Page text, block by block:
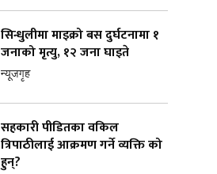
सिन्धुलीमा माइक्रो बस दुर्घटनामा १
जनाको मृत्यु, १२ जना घाइते
न्यूजगृह
सहकारी पीडितका वकिल
त्रिपाठीलाई आक्रमण गर्ने व्यक्ति को
हुन्?